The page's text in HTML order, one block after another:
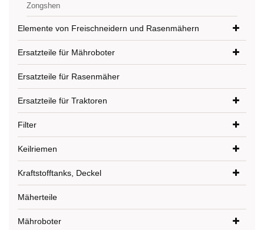
Zongshen
Elemente von Freischneidern und Rasenmähern
Ersatzteile für Mähroboter
Ersatzteile für Rasenmäher
Ersatzteile für Traktoren
Filter
Keilriemen
Kraftstofftanks, Deckel
Mäherteile
Mähroboter